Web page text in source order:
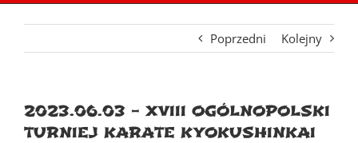
Poprzedni Kolejny
2023.06.03 – XVIII OGÓLNOPOLSKI
TURNIEJ KARATE KYOKUSHINKAI